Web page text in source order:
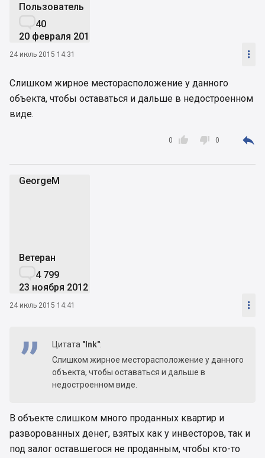
Пользователь
40
20 февраля 2012
24 июль 2015 14:31 
Слишком жирное месторасположение у данного
объекта, чтобы оставаться и дальше в недостроенном
виде.

0  0 
GeorgeM
Ветеран
4 799
23 ноября 2012
24 июль 2015 14:41 
Цитата "Ink":
Слишком жирное месторасположение у данного
объекта, чтобы оставаться и дальше в
недостроенном виде.
В объекте слишком много проданных квартир и
разворованных денег, взятых как у инвесторов, так и
под залог оставшегося не проданным, чтобы кто-то